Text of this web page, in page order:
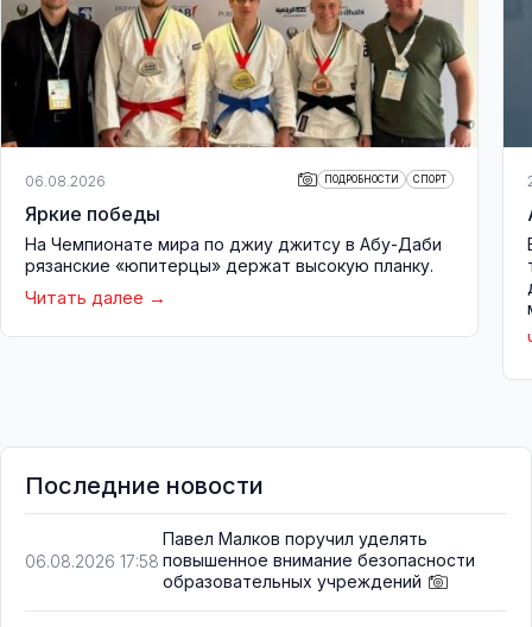
06.08.2026 ПОДРОБНОСТИ СПОРТ
Яркие победы
На Чемпионате мира по джиу джитсу в Абу-Даби
рязанские «юпитерцы» держат высокую планку.
Читать далее
Последние новости
06.08.2026 17:58
Павел Малков поручил уделять
повышенное внимание безопасности
образовательных учреждений